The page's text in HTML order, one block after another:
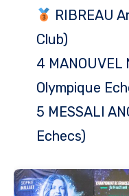
RIBREAU
Club)
4 MANOUVEL
Olympique
5 MESSALI
Echecs)